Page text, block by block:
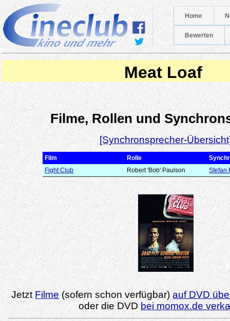
Home
Bewerten
Meat Loaf
Filme, Rollen und
[Synchronsprecher-
Film Rolle
Fight Club
Robert 'Bob' Paulson Stefan
Jetzt Filme (sofern schon verfügbar)auf DVD
oder die DVD bei momox.de